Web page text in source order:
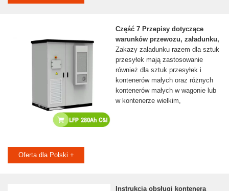
Część 7 Przepisy dotyczące
warunków przewozu, załadunku,
Zakazy załadunku razem dla sztuk
przesyłek mają zastosowanie
również dla sztuk przesyłek i
kontenerów małych oraz różnych
kontenerów małych w wagonie lub
w kontenerze wielkim,
Oferta dla Polski +
Instrukcja obsługi kontenera